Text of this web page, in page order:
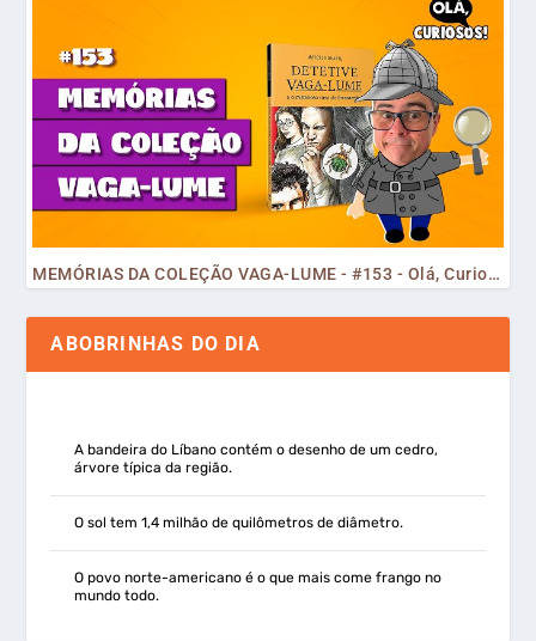
MEMÓRIAS DA COLEÇÃO VAGA-LUME - #153 - Olá, Curiosos! 2023
ABOBRINHAS DO DIA
A bandeira do Líbano contém o desenho de um cedro,
árvore típica da região.
O sol tem 1,4 milhão de quilômetros de diâmetro.
O povo norte-americano é o que mais come frango no
mundo todo.